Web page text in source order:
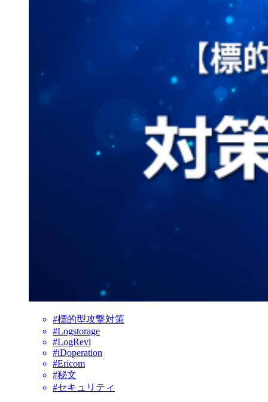
#標的型攻撃対策
#Logstorage
#LogRevi
#iDoperation
#Ericom
#秘文
#セキュリティ